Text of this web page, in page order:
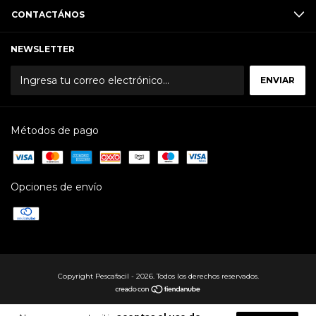
CONTACTÁNOS
NEWSLETTER
Métodos de pago
Opciones de envío
Copyright Pescafacil - 2026. Todos los derechos reservados.